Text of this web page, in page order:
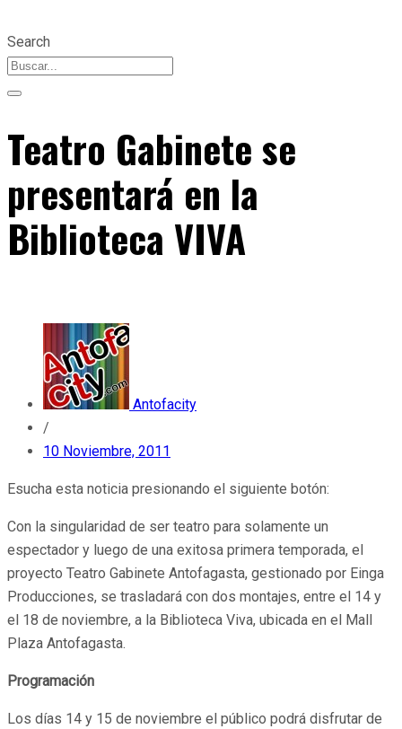
Search
Teatro Gabinete se
presentará en la
Biblioteca VIVA
Antofacity
/
10 Noviembre, 2011
Esucha esta noticia presionando el siguiente botón:
Con la singularidad de ser teatro para solamente un
espectador y luego de una exitosa primera temporada, el
proyecto Teatro Gabinete Antofagasta, gestionado por Einga
Producciones, se trasladará con dos montajes, entre el 14 y
el 18 de noviembre, a la Biblioteca Viva, ubicada en el Mall
Plaza Antofagasta.
Programación
Los días 14 y 15 de noviembre el público podrá disfrutar de